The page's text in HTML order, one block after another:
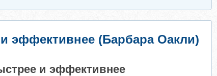
эффективнее (Барбара Оакли)
и эффективнее